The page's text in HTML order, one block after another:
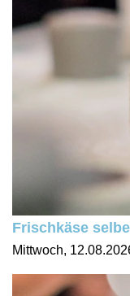
Frischkäse
Mittwoch,